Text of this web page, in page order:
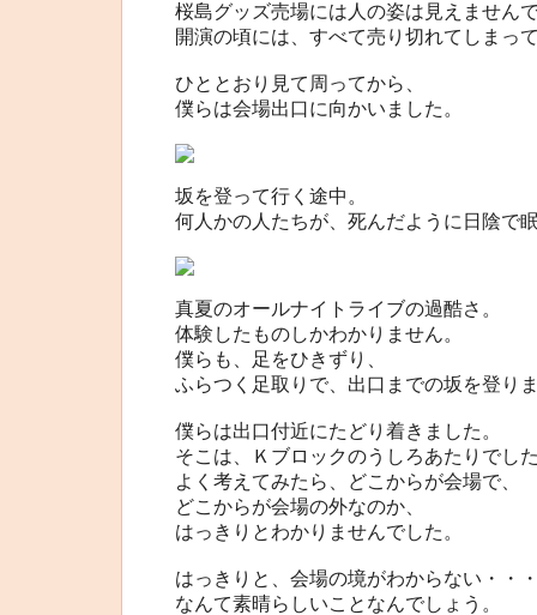
桜島グッズ売場には人の姿は見えません
開演の頃には、すべて売り切れてしまっ
ひととおり見て周ってから、
僕らは会場出口に向かいました。
坂を登って行く途中。
何人かの人たちが、死んだように日陰で
真夏のオールナイトライブの過酷さ。
体験したものしかわかりません。
僕らも、足をひきずり、
ふらつく足取りで、出口までの坂を登り
僕らは出口付近にたどり着きました。
そこは、Ｋブロックのうしろあたりでし
よく考えてみたら、どこからが会場で、
どこからが会場の外なのか、
はっきりとわかりませんでした。
はっきりと、会場の境がわからない・・
なんて素晴らしいことなんでしょう。